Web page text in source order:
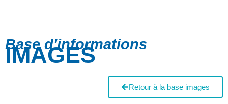
Base d'informations
IMAGES
Retour à la base images